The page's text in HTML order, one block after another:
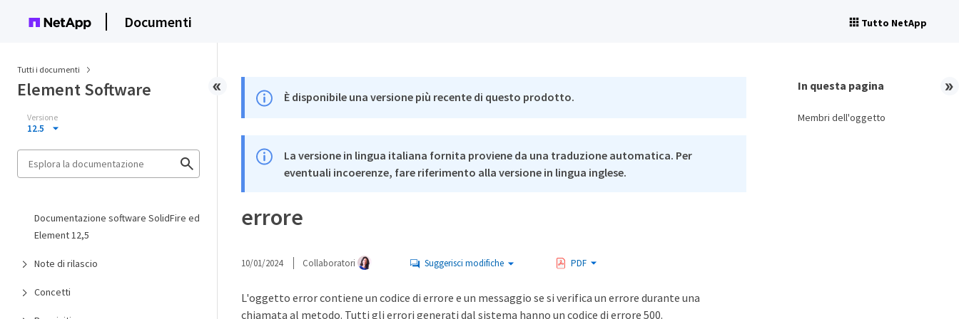
Documenti Tutto NetApp
Tutti i documenti
Element Software
Versione
12.5
Documentazione software SolidFire ed
Element 12,5
Note di rilascio
Concetti
È disponibile una versione più recente di questo prodotto.
La versione in lingua italiana fornita proviene da una traduzione automatica. Per
eventuali incoerenze, fare riferimento alla versione in lingua inglese.
errore
10/01/2024 Collaboratori Suggerisci modifiche PDF
L'oggetto error contiene un codice di errore e un messaggio se si verifica un errore durante una
chiamata al metodo. Tutti gli errori generati dal sistema hanno un codice di errore 500.
In questa pagina
Membri dell'oggetto